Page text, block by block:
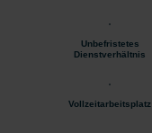
Unbefristetes
Dienstverhältnis
Vollzeitarbeitsplatz